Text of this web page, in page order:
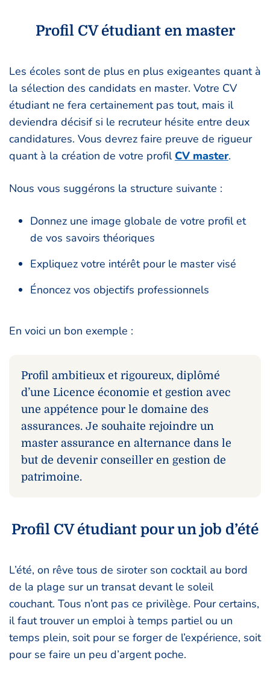
Profil CV étudiant en master
Les écoles sont de plus en plus exigeantes quant à
la sélection des candidats en master. Votre CV
étudiant ne fera certainement pas tout, mais il
deviendra décisif si le recruteur hésite entre deux
candidatures. Vous devrez faire preuve de rigueur
quant à la création de votre profil CV master.
Nous vous suggérons la structure suivante :
Donnez une image globale de votre profil et
de vos savoirs théoriques
Expliquez votre intérêt pour le master visé
Énoncez vos objectifs professionnels
En voici un bon exemple :
Profil ambitieux et rigoureux, diplômé
d’une Licence économie et gestion avec
une appétence pour le domaine des
assurances. Je souhaite rejoindre un
master assurance en alternance dans le
but de devenir conseiller en gestion de
patrimoine.
Profil CV étudiant pour un job d’été
L’été, on rêve tous de siroter son cocktail au bord
de la plage sur un transat devant le soleil
couchant. Tous n’ont pas ce privilège. Pour certains,
il faut trouver un emploi à temps partiel ou un
temps plein, soit pour se forger de l’expérience, soit
pour se faire un peu d’argent poche.